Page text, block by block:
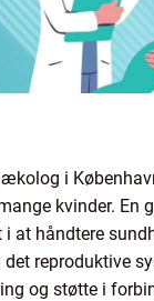
i
kvinder. En
i at håndtere
reproduktive
og støtte i